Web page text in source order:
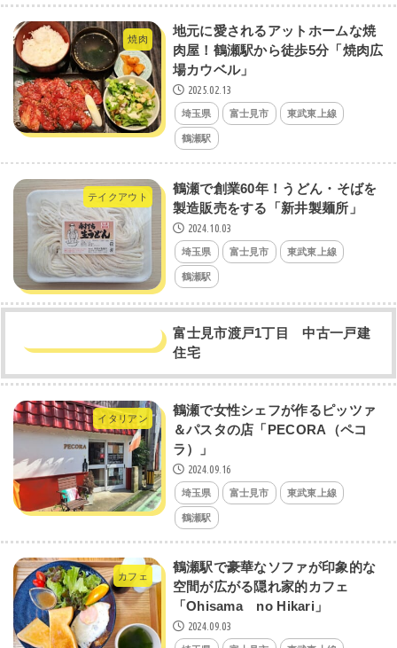
焼肉
地元に愛されるアットホームな焼
肉屋！鶴瀬駅から徒歩5分「焼肉広
場カウベル」
2025.02.13
埼玉県 富士見市 東武東上線
鶴瀬駅
テイクアウト
鶴瀬で創業60年！うどん・そばを
製造販売をする「新井製麺所」
2024.10.03
埼玉県 富士見市 東武東上線
鶴瀬駅
富士見市渡戸1丁目 中古一戸建
住宅
イタリアン
鶴瀬で女性シェフが作るピッツァ
＆パスタの店「PECORA（ペコ
ラ）」
2024.09.16
埼玉県 富士見市 東武東上線
鶴瀬駅
カフェ
鶴瀬駅で豪華なソファが印象的な
空間が広がる隠れ家的カフェ
「Ohisama no Hikari」
2024.09.03